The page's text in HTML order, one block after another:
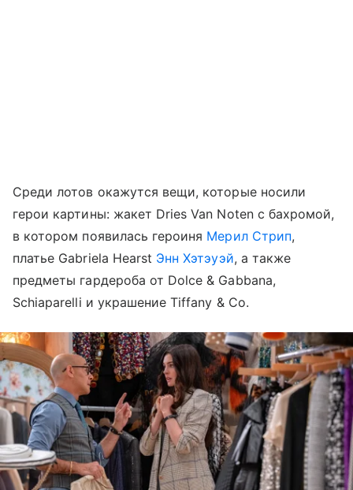
Среди лотов окажутся вещи, которые носили
герои картины: жакет Dries Van Noten с бахромой,
в котором появилась героиня Мерил Стрип,
платье Gabriela Hearst Энн Хэтэуэй, а также
предметы гардероба от Dolce & Gabbana,
Schiaparelli и украшение Tiffany & Co.